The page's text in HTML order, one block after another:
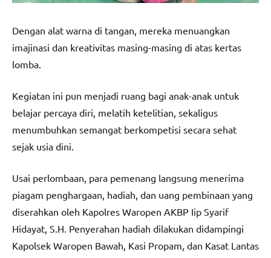
Dengan alat warna di tangan, mereka menuangkan
imajinasi dan kreativitas masing-masing di atas kertas
lomba.
Kegiatan ini pun menjadi ruang bagi anak-anak untuk
belajar percaya diri, melatih ketelitian, sekaligus
menumbuhkan semangat berkompetisi secara sehat
sejak usia dini.
Usai perlombaan, para pemenang langsung menerima
piagam penghargaan, hadiah, dan uang pembinaan yang
diserahkan oleh Kapolres Waropen AKBP Iip Syarif
Hidayat, S.H. Penyerahan hadiah dilakukan didampingi
Kapolsek Waropen Bawah, Kasi Propam, dan Kasat Lantas